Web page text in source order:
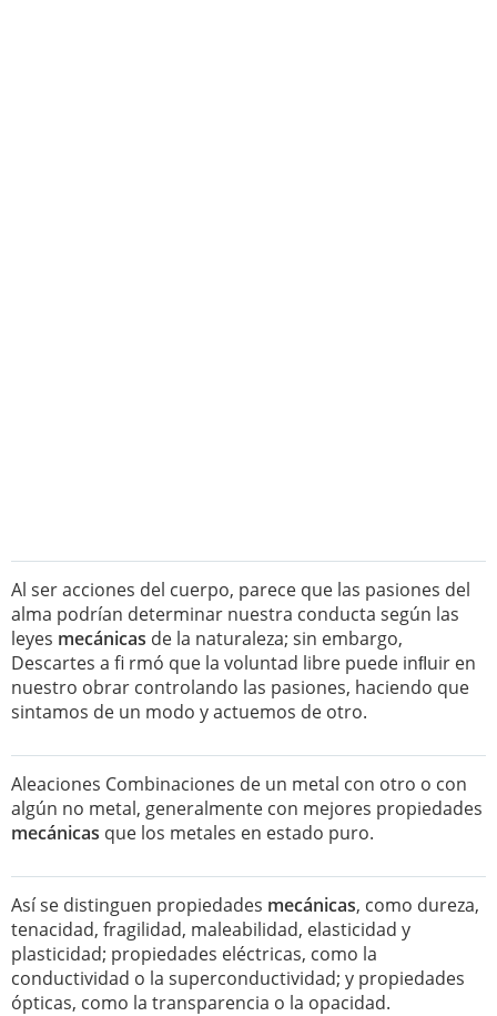
Al ser acciones del cuerpo, parece que las pasiones del
alma podrían determinar nuestra conducta según las
leyes mecánicas de la naturaleza; sin embargo,
Descartes a fi rmó que la voluntad libre puede inﬂuir en
nuestro obrar controlando las pasiones, haciendo que
sintamos de un modo y actuemos de otro.
Aleaciones Combinaciones de un metal con otro o con
algún no metal, generalmente con mejores propiedades
mecánicas que los metales en estado puro.
Así se distinguen propiedades mecánicas, como dureza,
tenacidad, fragilidad, maleabilidad, elasticidad y
plasticidad; propiedades eléctricas, como la
conductividad o la superconductividad; y propiedades
ópticas, como la transparencia o la opacidad.